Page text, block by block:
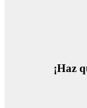
¡Haz